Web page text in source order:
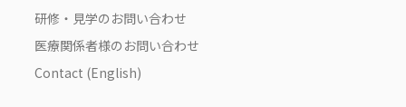
研修・見学のお問い合わせ
医療関係者様のお問い合わせ
Contact (English)